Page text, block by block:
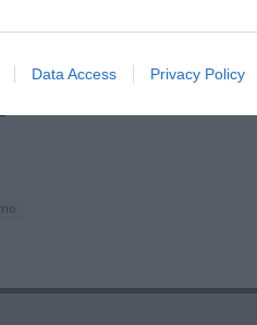
Data Access Privacy Policy